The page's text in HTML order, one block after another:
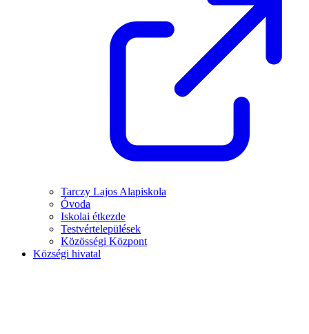
Tarczy Lajos Alapiskola
Óvoda
Iskolai étkezde
Testvértelepülések
Közösségi Központ
Községi hivatal